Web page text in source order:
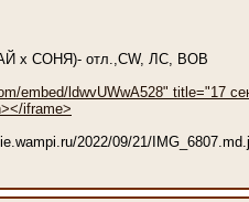
x СОНЯ)- отл.,CW, ЛС, ВОВ
embed/ldwvUWwA528" title="17
iframe>
2022/09/21/